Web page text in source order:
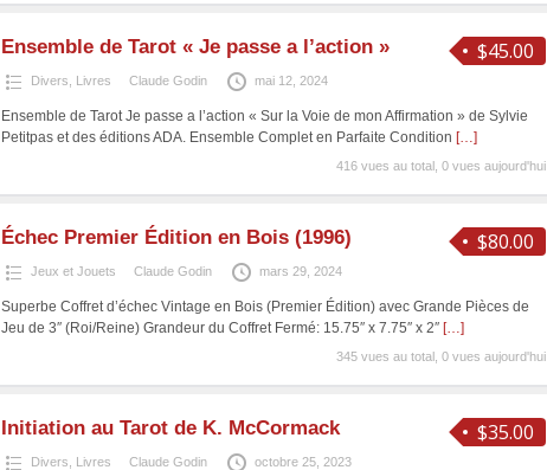
$45.00
Ensemble de Tarot « Je passe a l’action »
Divers Livres Claude Godin mai 12, 2024
Ensemble de Tarot Je passe a l’action « Sur la Voie de mon Affirmation » de Sylvie
Petitpas et des éditions ADA. Ensemble Complet en Parfaite Condition […]
416 vues au total, 0 vues aujourd'hui
$80.00
Échec Premier Édition en Bois (1996)
Jeux et Jouets Claude Godin mars 29, 2024
Superbe Coffret d’échec Vintage en Bois (Premier Édition) avec Grande Pièces de
Jeu de 3″ (Roi/Reine) Grandeur du Coffret Fermé: 15.75″ x 7.75″ x 2″ […]
345 vues au total, 0 vues aujourd'hui
$35.00
Initiation au Tarot de K. McCormack
Divers Livres Claude Godin octobre 25, 2023